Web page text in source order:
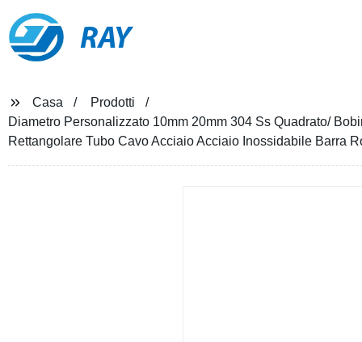
RAY
Casa
Prodotti
Diametro Personalizzato 10mm 20mm 304 Ss Quadrato/
Rettangolare Tubo Cavo Acciaio Acciaio Inossidabile Barra